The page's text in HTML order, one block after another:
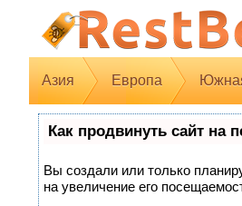
Азия Европа
Как продвинуть сайт на
Вы создали или только
на увеличение его